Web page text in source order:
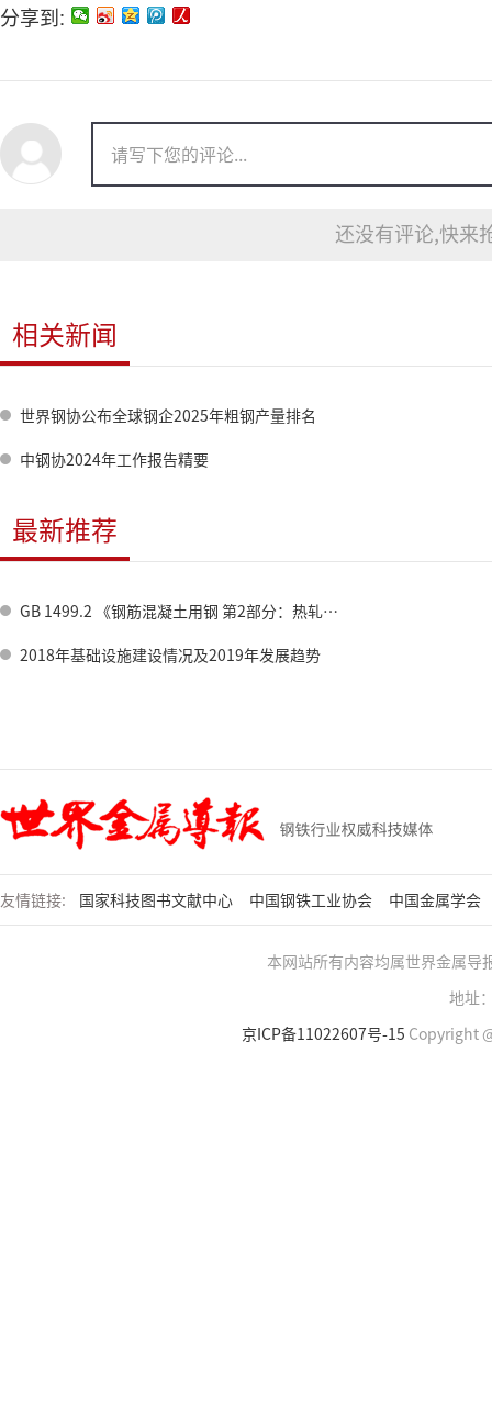
分享到:
还没有评论,快来
相关新闻
世界钢协公布全球钢企2025年粗钢产量排名
中钢协2024年工作报告精要
最新推荐
GB 1499.2 《钢筋混凝土用钢 第2部分：热轧带肋钢筋》标准修订情况
2018年基础设施建设情况及2019年发展趋势
友情链接: 国家科技图书文献中心 中国钢铁工业协会 中国金属学会
本网站所有内容均属世界金属导
地址
京ICP备11022607号-15 Copyright